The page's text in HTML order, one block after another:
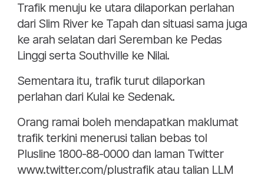
Trafik menuju ke utara dilaporkan perlahan
dari Slim River ke Tapah dan situasi sama juga
ke arah selatan dari Seremban ke Pedas
Linggi serta Southville ke Nilai.
Sementara itu, trafik turut dilaporkan
perlahan dari Kulai ke Sedenak.
Orang ramai boleh mendapatkan maklumat
trafik terkini menerusi talian bebas tol
Plusline 1800-88-0000 dan laman Twitter
www.twitter.com/plustrafik atau talian LLM